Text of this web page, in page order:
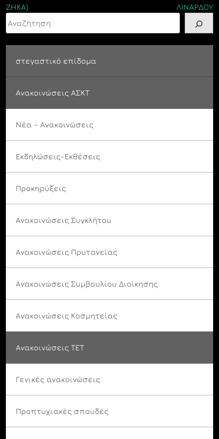
ΖΗΚΑ)
ΛΙΝΑΡΔΟΥ
Αναζήτηση
στεγαστικό επίδομα
Ανακοινώσεις ΑΣΚΤ
Νέα – Ανακοινώσεις
Εκδηλώσεις-Εκθέσεις
Προκηρύξεις
Ανακοινώσεις Συγκλήτου
Ανακοινώσεις Πρυτανείας
Ανακοινώσεις Συμβουλίου Διοίκησης
Ανακοινώσεις Κοσμητείας
Ανακοινώσεις ΤΕΤ
Γενικές ανακοινώσεις
Προπτυχιακές σπουδές